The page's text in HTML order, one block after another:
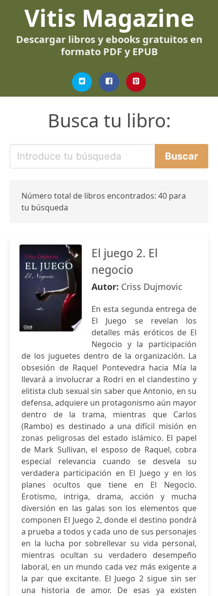
Vitis Magazine
Descargar libros y ebooks gratuitos en
formato PDF y EPUB
Busca tu libro:
Número total de libros encontrados: 40 para
tu búsqueda
El juego 2. El
negocio
Autor: Criss Dujmovic
En esta segunda entrega de
El Juego se revelan los
detalles más eróticos de El
Negocio y la participación
de los juguetes dentro de la organización. La
obsesión de Raquel Pontevedra hacia Mía la
llevará a involucrar a Rodri en el clandestino y
elitista club sexual sin saber que Antonio, en su
defensa, adquiere un protagonismo aún mayor
dentro de la trama, mientras que Carlos
(Rambo) es destinado a una difícil misión en
zonas peligrosas del estado islámico. El papel
de Mark Sullivan, el esposo de Raquel, cobra
especial relevancia cuando se desvela su
verdadera participación en El Juego y en los
planes ocultos que tiene en El Negocio.
Erotismo, intriga, drama, acción y mucha
diversión en las galas son los elementos que
componen El Juego 2, donde el destino pondrá
a prueba a todos y cada uno de sus personajes
en la lucha por sobrellevar su vida personal,
mientras ocultan su verdadero desempeño
laboral, en un mundo cada vez más exigente a
la par que excitante. El Juego 2 sigue sin ser
una historia de amor. De esas ya existen